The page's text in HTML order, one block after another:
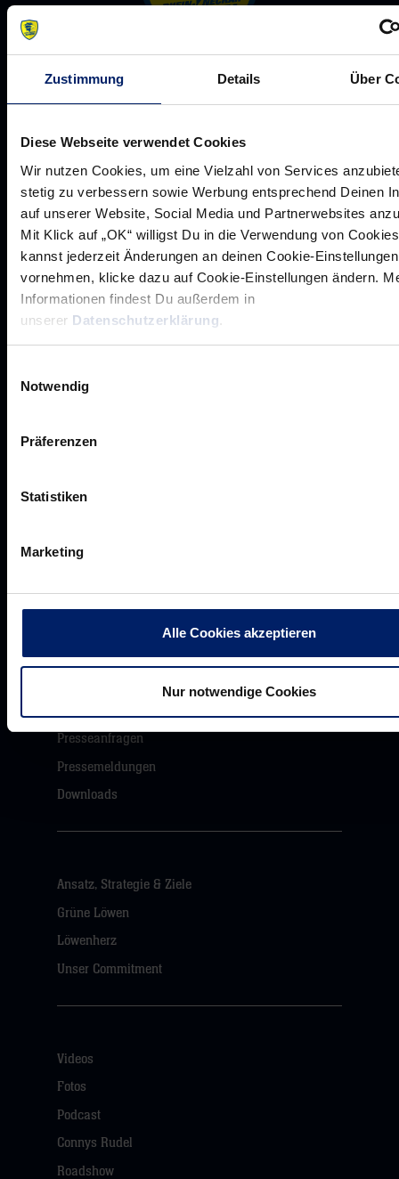
Zustimmung Details Über
Diese Webseite verwendet Cookies
Wir nutzen Cookies, um eine Vielzahl von Services
stetig zu verbessern sowie Werbung entsprechend Deinen
auf unserer Website, Social Media und Partnerwebsites
Mit Klick auf „OK“ willigst Du in die Verwendung von
kannst jederzeit Änderungen an deinen Cookie-Einstellungen
vornehmen, klicke dazu auf Cookie-Einstellungen ändern.
Informationen findest Du außerdem in
unserer Datenschutzerklärung.
Notwendig
Präferenzen
Statistiken
Marketing
Alle Cookies akzeptieren
Nur notwendige Cookies
Rhein-Neckar Löwen GmbH
Werte der Löwen
Historie
Jobs
Aufsichtsrat
Wirtschaftslöwen
Presseanfragen
Pressemeldungen
Downloads
Ansatz, Strategie & Ziele
Grüne Löwen
Löwenherz
Unser Commitment
Videos
Fotos
Podcast
Connys Rudel
Roadshow